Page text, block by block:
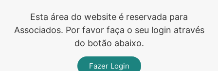
Esta área do website é reservada para
Associados. Por favor faça o seu login através
do botão abaixo.
Fazer Login